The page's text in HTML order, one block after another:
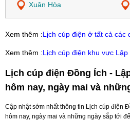
Xuân Hòa
Xem thêm :Lịch cúp điện ở tất cả các
Xem thêm :Lịch cúp điện khu vực Lập
Lịch cúp điện Đồng Ích -
hôm nay, ngày mai và
Cập nhật sớm nhất thông tin Lịch cúp điện
hôm nay, ngày mai và những ngày sắp tới